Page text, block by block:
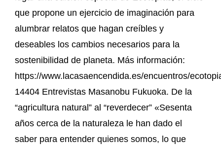
que propone un ejercicio de imaginación para
alumbrar relatos que hagan creíbles y
deseables los cambios necesarios para la
sostenibilidad de planeta. Más información:
https://www.lacasaencendida.es/encuentros/
14404 Entrevistas Masanobu Fukuoka. De la
“agricultura natural” al “reverdecer” «Sesenta
años cerca de la naturaleza le han dado el
saber para entender quienes somos, lo que